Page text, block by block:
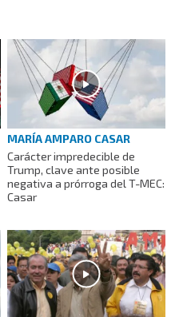
MARÍA AMPARO CASAR
Carácter impredecible de
Trump, clave ante posible
negativa a prórroga del T-MEC:
Casar